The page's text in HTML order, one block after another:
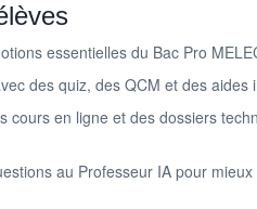
essentielles du Bac Pro
des quiz, des QCM et des aides
cours en ligne et des dossiers
au Professeur IA pour